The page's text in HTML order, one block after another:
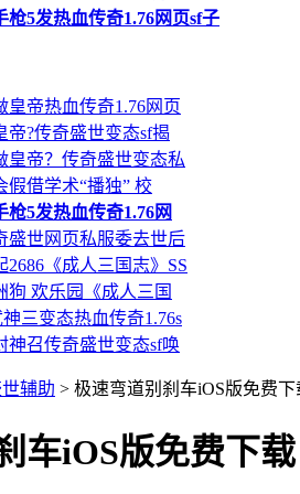
枪5发热血传奇1.76网页sf子
皇帝热血传奇1.76网页
帝?传奇盛世变态sf揭
皇帝？传奇盛世变态私
假借学术“播独” 校
枪5发热血传奇1.76网
盛世网页私服委去世后
2686《成人三国志》SS
狗 欢乐园《成人三国
神三变态热血传奇1.76s
神召传奇盛世变态sf唤
辅助 > 极速弯道别刹车iOS版免费下
车iOS版免费下载